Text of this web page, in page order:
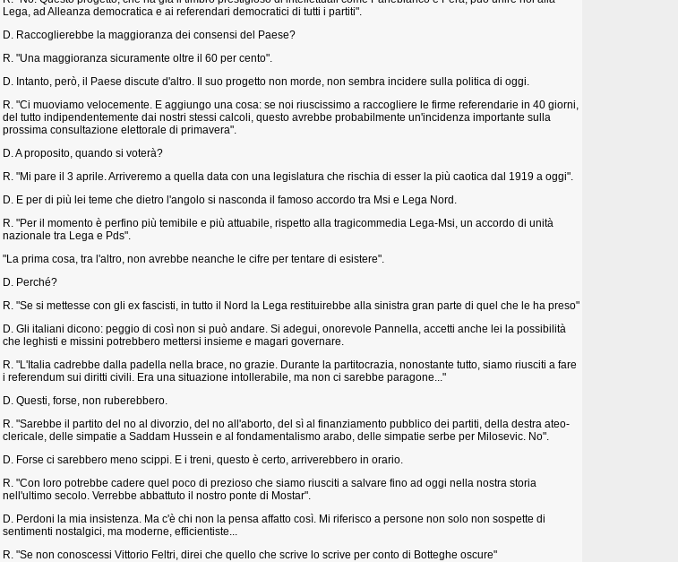
Lega, ad Alleanza democratica e ai referendari democratici di tutti i partiti".
D. Raccoglierebbe la maggioranza dei consensi del Paese?
R. "Una maggioranza sicuramente oltre il 60 per cento".
D. Intanto, però, il Paese discute d'altro. Il suo progetto non morde, non sembra incidere sulla politica di oggi.
R. "Ci muoviamo velocemente. E aggiungo una cosa: se noi riuscissimo a raccogliere le firme referendarie in 40 giorni,
del tutto indipendentemente dai nostri stessi calcoli, questo avrebbe probabilmente un'incidenza importante sulla
prossima consultazione elettorale di primavera".
D. A proposito, quando si voterà?
R. "Mi pare il 3 aprile. Arriveremo a quella data con una legislatura che rischia di esser la più caotica dal 1919 a oggi".
D. E per di più lei teme che dietro l'angolo si nasconda il famoso accordo tra Msi e Lega Nord.
R. "Per il momento è perfino più temibile e più attuabile, rispetto alla tragicommedia Lega-Msi, un accordo di unità
nazionale tra Lega e Pds".
"La prima cosa, tra l'altro, non avrebbe neanche le cifre per tentare di esistere".
D. Perché?
R. "Se si mettesse con gli ex fascisti, in tutto il Nord la Lega restituirebbe alla sinistra gran parte di quel che le ha preso"
D. Gli italiani dicono: peggio di così non si può andare. Si adegui, onorevole Pannella, accetti anche lei la possibilità
che leghisti e missini potrebbero mettersi insieme e magari governare.
R. "L'Italia cadrebbe dalla padella nella brace, no grazie. Durante la partitocrazia, nonostante tutto, siamo riusciti a fare
i referendum sui diritti civili. Era una situazione intollerabile, ma non ci sarebbe paragone..."
D. Questi, forse, non ruberebbero.
R. "Sarebbe il partito del no al divorzio, del no all'aborto, del sì al finanziamento pubblico dei partiti, della destra ateo-
clericale, delle simpatie a Saddam Hussein e al fondamentalismo arabo, delle simpatie serbe per Milosevic. No".
D. Forse ci sarebbero meno scippi. E i treni, questo è certo, arriverebbero in orario.
R. "Con loro potrebbe cadere quel poco di prezioso che siamo riusciti a salvare fino ad oggi nella nostra storia
nell'ultimo secolo. Verrebbe abbattuto il nostro ponte di Mostar".
D. Perdoni la mia insistenza. Ma c'è chi non la pensa affatto così. Mi riferisco a persone non solo non sospette di
sentimenti nostalgici, ma moderne, efficientiste...
R. "Se non conoscessi Vittorio Feltri, direi che quello che scrive lo scrive per conto di Botteghe oscure"